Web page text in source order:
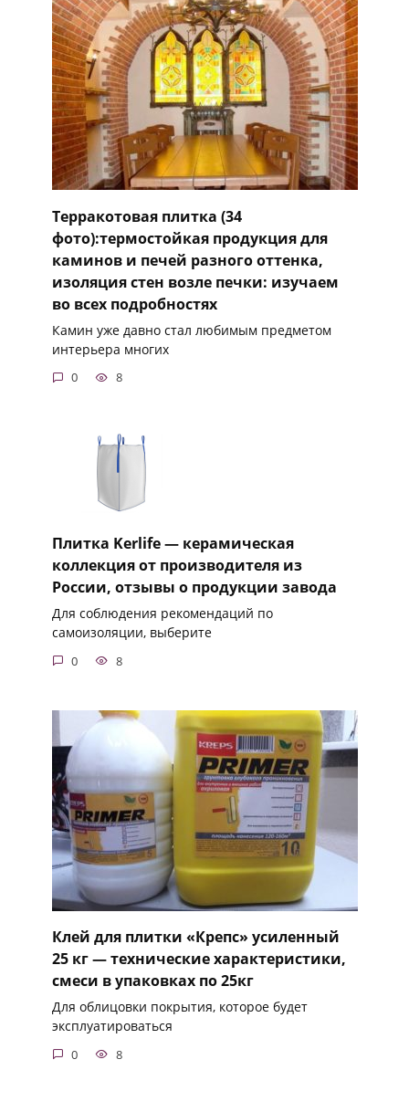
Терракотовая плитка (34
фото):термостойкая продукция для
каминов и печей разного оттенка,
изоляция стен возле печки: изучаем
во всех подробностях
Камин уже давно стал любимым предметом
интерьера многих
0 8
Плитка Kerlife — керамическая
коллекция от производителя из
России, отзывы о продукции завода
Для соблюдения рекомендаций по
самоизоляции, выберите
0 8
Клей для плитки «Крепс» усиленный
25 кг — технические характеристики,
смеси в упаковках по 25кг
Для облицовки покрытия, которое будет
эксплуатироваться
0 8